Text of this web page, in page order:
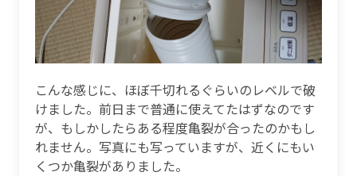
こんな感じに、ほぼ千切れるぐらいのレベルで破
けました。前日まで普通に使えてたはずなのです
が、もしかしたらある程度亀裂が合ったのかもし
れません。写真にも写っていますが、近くにもい
くつか亀裂がありました。